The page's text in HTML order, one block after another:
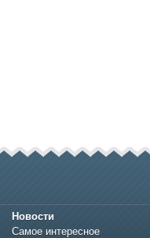
Новости
Самое интересное